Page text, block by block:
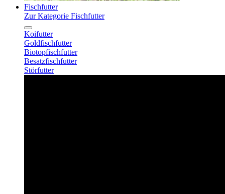
Fischfutter
Zur Kategorie Fischfutter
Koifutter
Goldfischfutter
Biotopfischfutter
Besatzfischfutter
Störfutter